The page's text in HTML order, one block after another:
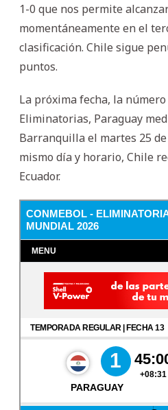
1-0 que nos permite
momentáneamente en el
clasificación. Chile sigue
puntos.
La próxima fecha, la número
Eliminatorias, Paraguay
Barranquilla el martes 25 de
mismo día y horario, Chile
Ecuador.